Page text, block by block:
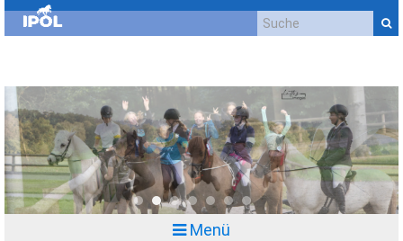
0 1 2 3 5 6
Menü